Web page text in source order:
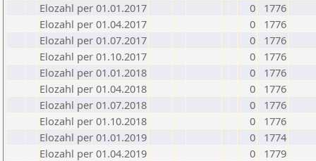
Elozahl per 01.01.2017
0
1776
Elozahl per 01.04.2017
0
1776
Elozahl per 01.07.2017
0
1776
Elozahl per 01.10.2017
0
1776
Elozahl per 01.01.2018
0
1776
Elozahl per 01.04.2018
0
1776
Elozahl per 01.07.2018
0
1776
Elozahl per 01.10.2018
0
1776
Elozahl per 01.01.2019
0
1774
Elozahl per 01.04.2019
0
1779